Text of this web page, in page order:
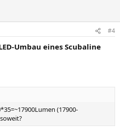
#4
Umbau eines Scubaline
(17900-